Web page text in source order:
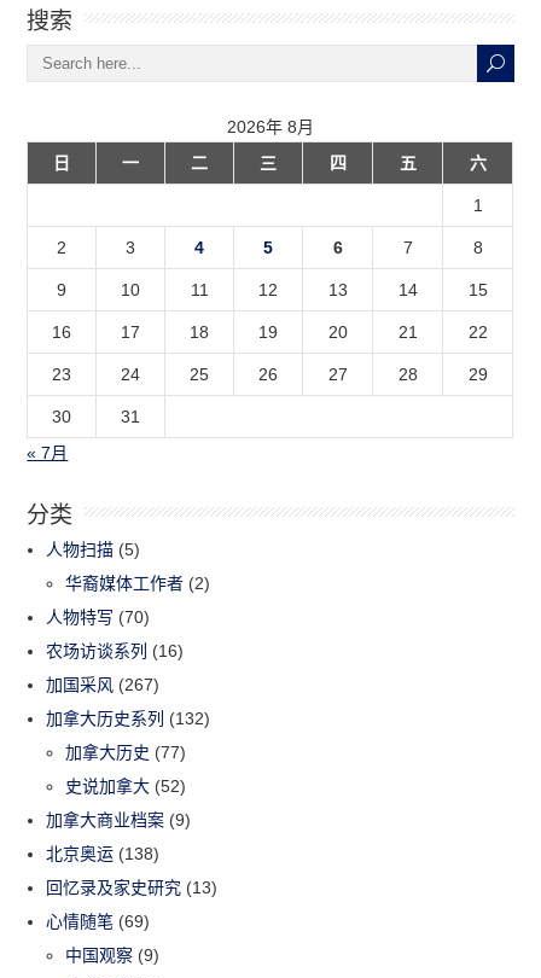
搜索
2026年 8月
日
一 二 三 四 五 六
1
2 3 4 5 6 7 8
9 10 11 12 13 14 15
16 17 18 19 20 21 22
23 24 25 26 27 28 29
30
31
« 7月
分类
人物扫描 (5)
华裔媒体工作者 (2)
人物特写 (70)
农场访谈系列 (16)
加国采风 (267)
加拿大历史系列 (132)
加拿大历史 (77)
史说加拿大 (52)
加拿大商业档案 (9)
北京奥运 (138)
回忆录及家史研究 (13)
心情随笔 (69)
中国观察 (9)